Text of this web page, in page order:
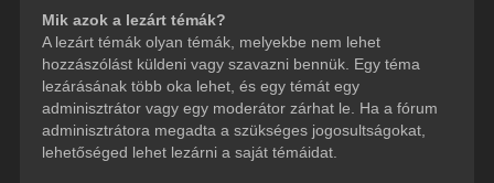
Mik azok a lezárt témák?
A lezárt témák olyan témák, melyekbe nem lehet
hozzászólást küldeni vagy szavazni bennük. Egy téma
lezárásának több oka lehet, és egy témát egy
adminisztrátor vagy egy moderátor zárhat le. Ha a fórum
adminisztrátora megadta a szükséges jogosultságokat,
lehetőséged lehet lezárni a saját témáidat.